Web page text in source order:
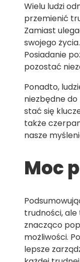
Wielu ludzi
przemienić
Zamiast
swojego
Posiadanie
pozostać
Ponadto,
niezbędne
stać się
także
nasze
Moc
trudności, ale
znacząco
możliwości.
lepsze